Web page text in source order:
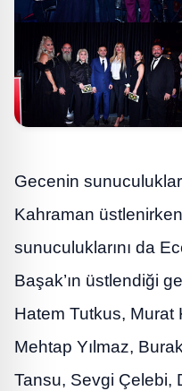
Gecenin
Kahraman üstlenirken
sunuculuklarını da
Başak’ın üstlendiği
Hatem Tutkus, Murat
Mehtap Yılmaz,
Tansu, Sevgi Çelebi,